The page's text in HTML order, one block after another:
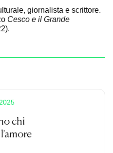
giornalista e scrittore.
Cesco e il Grande
chi